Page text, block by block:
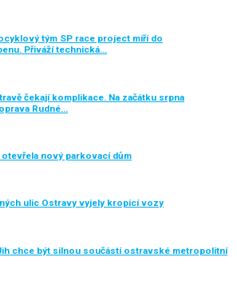
tým SP race project míří do
Přiváží technická…
čekají komplikace. Na začátku srpna
Rudné…
otevřela nový parkovací dům
ulic Ostravy vyjely kropicí vozy
chce být silnou součástí ostravské metropolitní